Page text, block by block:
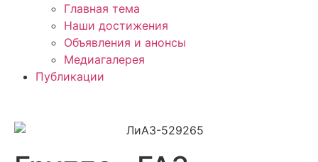
Главная тема
Наши достижения
Объявления и анонсы
Медиагалерея
Публикации